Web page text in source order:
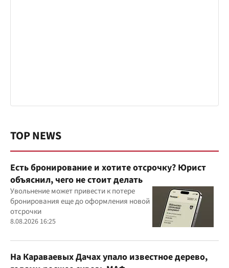
TOP NEWS
Есть бронирование и хотите отсрочку? Юрист
объяснил, чего не стоит делать
Увольнение может привести к потере
бронирования еще до оформления новой
отсрочки
8.08.2026 16:25
На Караваевых Дачах упало известное дерево,